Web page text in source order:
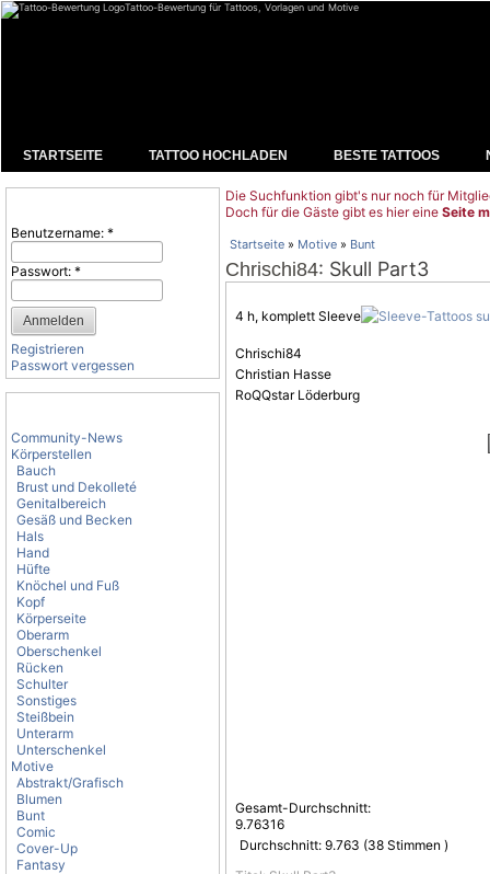
Tattoo-Bewertung für Tattoos, Vorlagen und Motive
STARTSEITE TATTOO HOCHLADEN BESTE TATTOOS
Benutzername: *
Passwort: *
Registrieren
Passwort vergessen
Community-News
Körperstellen
Bauch
Brust und Dekolleté
Genitalbereich
Gesäß und Becken
Hals
Hand
Hüfte
Knöchel und Fuß
Kopf
Körperseite
Oberarm
Oberschenkel
Rücken
Schulter
Sonstiges
Steißbein
Unterarm
Unterschenkel
Motive
Abstrakt/Grafisch
Blumen
Bunt
Comic
Cover-Up
Fantasy
Die Suchfunktion gibt's nur noch für
Doch für die Gäste gibt es hier eine Seite
Startseite » Motive » Bunt
Chrischi84: Skull Part3
4 h, komplett Sleeve
Chrischi84
Christian Hasse
RoQQstar Löderburg
Gesamt-Durchschnitt:
9.76316
Durchschnitt: 9.763 (38 Stimmen )